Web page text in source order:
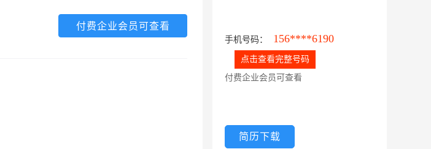
付费企业会员可查看
手机号码： 156****6190
点击查看完整号码
付费企业会员可查看
简历下载